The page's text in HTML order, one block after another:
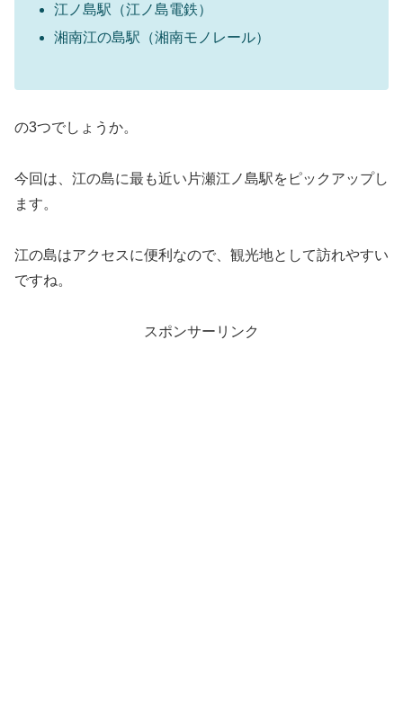
江ノ島駅（江ノ島電鉄）
湘南江の島駅（湘南モノレール）
の3つでしょうか。
今回は、江の島に最も近い片瀬江ノ島駅をピックアップし
ます。
江の島はアクセスに便利なので、観光地として訪れやすい
ですね。
スポンサーリンク